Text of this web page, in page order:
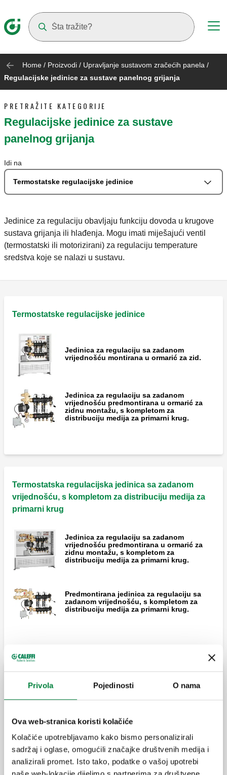
Privola Pojedinosti O nama
Ova web-stranica koristi kolačiće
Kolačiće upotrebljavamo kako bismo personalizirali
sadržaj i oglase, omogućili značajke društvenih medija i
analizirali promet. Isto tako, podatke o vašoj upotrebi
Home / Proizvodi / Upravljanje sustavom zračećih panela /
Regulacijske jedinice za sustave panelnog grijanja
PRETRAŽITE KATEGORIJE
Regulacijske jedinice za sustave
panelnog grijanja
Idi na
Termostatske regulacijske jedinice
Jedinice za regulaciju obavljaju funkciju dovoda u krugove
sustava grijanja ili hlađenja. Mogu imati miješajući ventil
(termostatski ili motorizirani) za regulaciju temperature
sredstva koje se nalazi u sustavu.
Termostatske regulacijske jedinice
Jedinica za regulaciju sa zadanom
vrijednošću montirana u ormarić za zid.
Jedinica za regulaciju sa zadanom
vrijednošću predmontirana u ormarić za
zidnu montažu, s kompletom za
distribuciju medija za primarni krug.
Termostatska regulacijska jedinica sa zadanom
vrijednošću, s kompletom za distribuciju medija za
primarni krug
Jedinica za regulaciju sa zadanom
vrijednošću predmontirana u ormarić za
zidnu montažu, s kompletom za
distribuciju medija za primarni krug.
Predmontirana jedinica za regulaciju sa
zadanom vrijednošću, s kompletom za
distribuciju medija za primarni krug.
vrijednošću montirana u ormarić za zid.
Predmontirana jedinica za regulaciju sa